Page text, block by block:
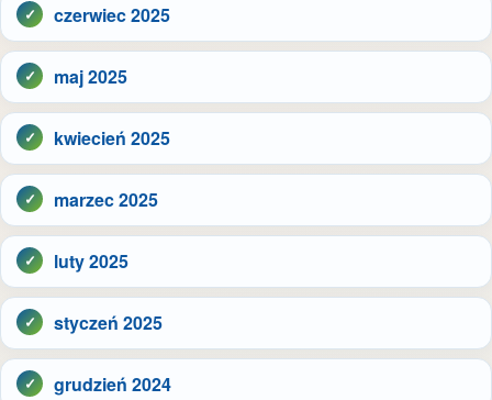
czerwiec 2025
maj 2025
kwiecień 2025
marzec 2025
luty 2025
styczeń 2025
grudzień 2024